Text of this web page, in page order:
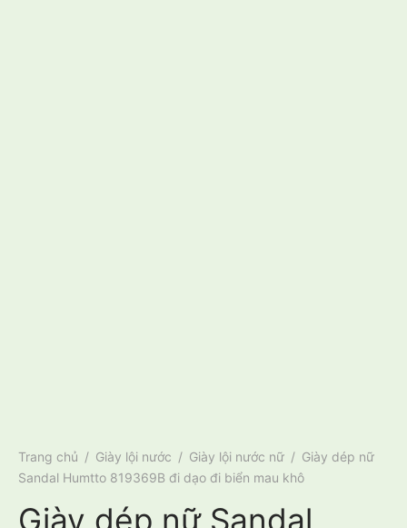
Trang chủ / Giày lội nước / Giày lội nước nữ / Giày dép nữ
Sandal Humtto 819369B đi dạo đi biển mau khô